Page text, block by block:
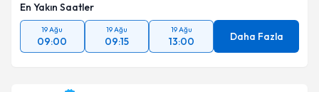
En Yakın Saatler
19 Ağu
09:00
19 Ağu
09:15
19 Ağu
13:00 Daha Fazla